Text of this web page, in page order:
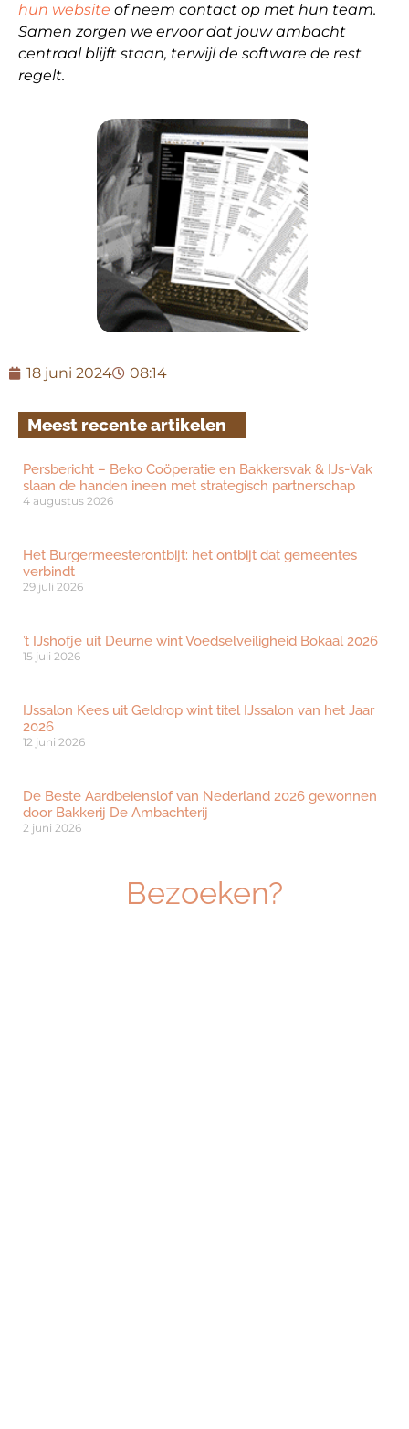
hun website of neem contact op met hun team.
Samen zorgen we ervoor dat jouw ambacht
centraal blijft staan, terwijl de software de rest
regelt.
18 juni 2024 08:14
Meest recente artikelen
Persbericht – Beko Coöperatie en Bakkersvak & IJs-Vak
slaan de handen ineen met strategisch partnerschap
4 augustus 2026
Het Burgermeesterontbijt: het ontbijt dat gemeentes
verbindt
29 juli 2026
’t IJshofje uit Deurne wint Voedselveiligheid Bokaal 2026
15 juli 2026
IJssalon Kees uit Geldrop wint titel IJssalon van het Jaar
2026
12 juni 2026
De Beste Aardbeienslof van Nederland 2026 gewonnen
door Bakkerij De Ambachterij
2 juni 2026
Bezoeken?